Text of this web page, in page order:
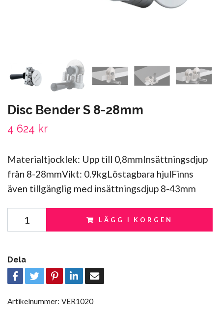
Disc Bender S 8-28mm
4 624 kr
Materialtjocklek: Upp till 0,8mmInsättningsdjup
från 8-28mmVikt: 0.9kgLöstagbara hjulFinns
även tillgänglig med insättningsdjup 8-43mm
LÄGG I KORGEN
Dela
Artikelnummer: VER1020